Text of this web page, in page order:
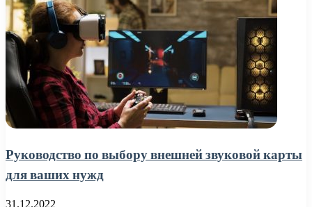
Руководство по выбору внешней звуковой карты
для ваших нужд
31.12.2022